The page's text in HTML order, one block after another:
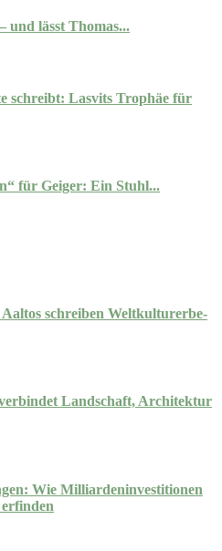
und lässt Thomas...
schreibt: Lasvits Trophäe für
für Geiger: Ein Stuhl...
schreiben Weltkulturerbe-
Landschaft, Architektur
Wie Milliardeninvestitionen